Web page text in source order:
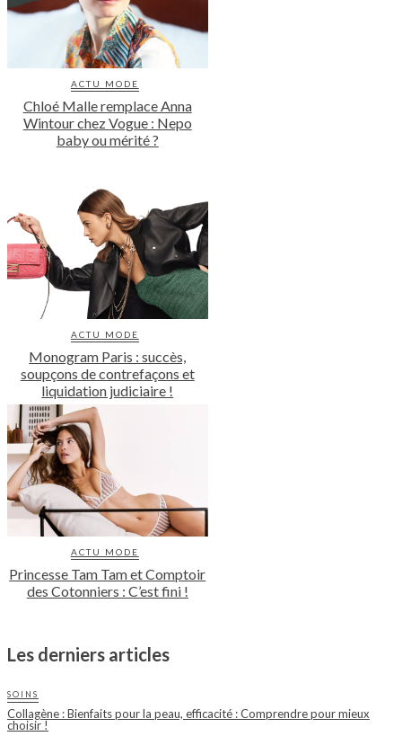
ACTU MODE
Chloé Malle remplace Anna
Wintour chez Vogue : Nepo
baby ou mérité ?
ACTU MODE
Monogram Paris : succès,
soupçons de contrefaçons et
liquidation judiciaire !
ACTU MODE
Princesse Tam Tam et Comptoir
des Cotonniers : C’est fini !
Les derniers articles
SOINS
Collagène : Bienfaits pour la peau, efficacité : Comprendre pour mieux
choisir !